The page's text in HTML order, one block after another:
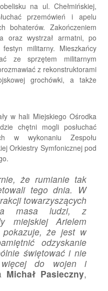
na ul. Chełmińskiej,
przemówień i apelu
bohaterów. Zakończeniem
oraz wystrzał armatni, po
militarny. Mieszkańcy
ze sprzętem militarnym
z rekonstruktorami
grochówki, a także
w hali Miejskiego Ośrodka
chętni mogli posłuchać
w wykonaniu Zespołu
Orkiestry Symfonicznej pod
że rumianie tak
tego dnia. W
towarzyszących
masa ludzi, z
miejskiej Arielem
pokazuje, że jest w
odzyskanie
świętować i nie
do wojen i
Michał Pasieczny,